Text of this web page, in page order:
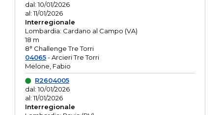
dal: 10/01/2026
al: 11/01/2026
Interregionale
Lombardia: Cardano al Campo (VA)
18 m
8° Challenge Tre Torri
04065- Arcieri Tre Torri
Melone, Fabio
R2604005
dal: 10/01/2026
al: 11/01/2026
Interregionale